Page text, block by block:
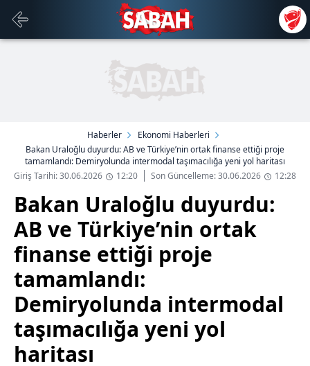
Haberler
Ekonomi Haberleri
Bakan Uraloğlu duyurdu: AB ve Türkiye’nin ortak finanse ettiği proje
tamamlandı: Demiryolunda intermodal taşımacılığa yeni yol haritası
Giriş Tarihi: 30.06.2026
12:20 Son Güncelleme: 30.06.2026 12:28
Bakan Uraloğlu duyurdu:
AB ve Türkiye’nin ortak
finanse ettiği proje
tamamlandı:
Demiryolunda intermodal
taşımacılığa yeni yol
haritası